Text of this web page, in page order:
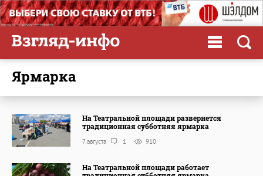
ярмарка
На Театральной площади развернется
традиционная субботняя ярмарка
7 августа 1 910
На Театральной площади работает